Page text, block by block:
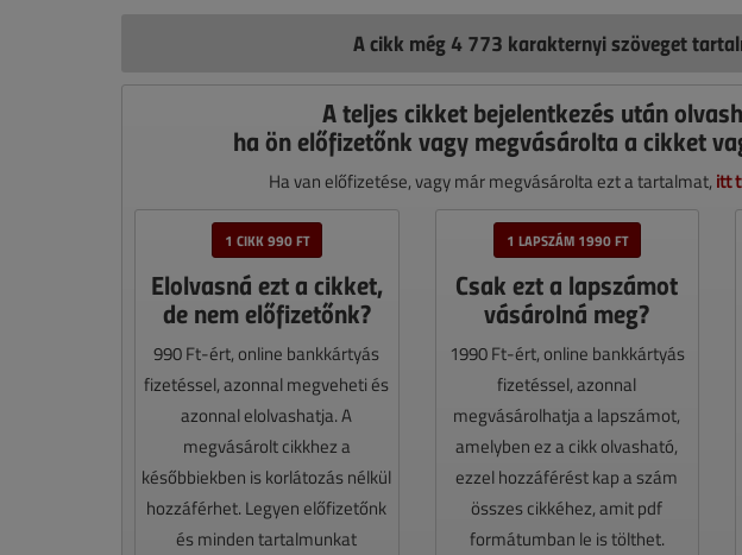
A cikk még 4 773 karakternyi szöveget
A teljes cikket bejelentkezés után
ha ön előfizetőnk vagy megvásárolta a cikket
Ha van előfizetése, vagy már megvásárolta ezt a tartalmat, itt
1 CIKK 990 FT
Elolvasná ezt a cikket,
de nem előfizetőnk?
990 Ft-ért, online bankkártyás
fizetéssel, azonnal megveheti és
azonnal elolvashatja. A
megvásárolt cikkhez a
későbbiekben is korlátozás nélkül
hozzáférhet. Legyen előfizetőnk
és minden tartalmunkat
1 LAPSZÁM 1990 FT
Csak ezt a lapszámot
vásárolná meg?
1990 Ft-ért, online bankkártyás
fizetéssel, azonnal
megvásárolhatja a lapszámot,
amelyben ez a cikk olvasható,
ezzel hozzáférést kap a szám
összes cikkéhez, amit pdf
formátumban le is tölthet.